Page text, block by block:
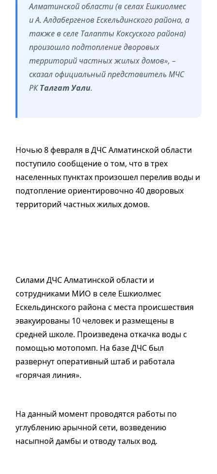
Алматинской области (в селах Ешкиолмес
и А. Алдабергенов Ескельдинского района, а
также в селе Талапты Коксуского района)
произошло подтопление дворовых
территорий частных жилых домов», –
сказал официальный представитель МЧС
РКТалгат Уали.
Ночью 8 февраля в ДЧС Алматинской области
поступило сообщение о том, что в трех
населенных пунктах произошел перелив воды и
подтопление ориентировочно 40 дворовых
территорий частных жилых домов.
Силами ДЧС Алматинской области и
сотрудниками МИО в селе Ешкиолмес
Ескельдинского района с места происшествия
эвакуированы 10 человек и размещены в
средней школе. Произведена откачка воды с
помощью мотопомп. На базе ДЧС был
развернут оперативный штаб и работала
«горячая линия».
На данный момент проводятся работы по
углублению арычной сети, возведению
насыпной дамбы и отводу талых вод.